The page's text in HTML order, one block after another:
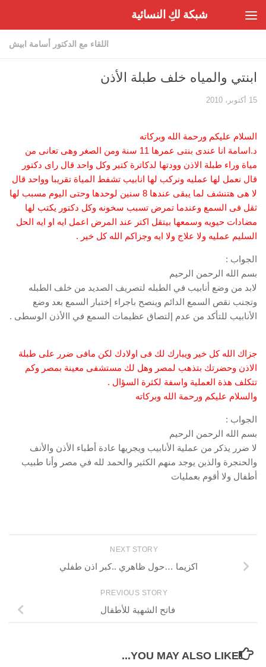
شبكة لكِ النسائية
اللقاء مع الدكتور أسامة ابيش
ابنتي والمياه خلف طبلة الأذن
15 أكتوبر، 2010
السلام عليكم ورحمة الله وبركاته
د.اسامة انا عندى بنتى عمرها 11 سنة ومن الصغر وهى تعانى من
مياة وراء طبلة الاذن وودتها لدكاترة كتير وكل واحد قال راى دكتور
قال نعمل لها عمليه ونركب لها انابيب تشفط المياة تقريبا وواحد قال
لا هى هتنشف لما يبقى عندها 8 سنين لوحدها وحتى اليوم مسبب لها
ثقل فى السمع وعندما تمرض تسبب سخونه وكل دكتور يكتب لها
مضادات حيويه وسمعها بيتقل اكتر عند المرض اعمل ايه او ايه الحل
السليم عمليه ولا علاج ولا ايه وجزاكم الله كل خير .
الجواب :
بسم الله الرحمن الرحيم
لابد من وضع أنابيب في الطبله لتصريف الصديد من خلف الطبله
وتجنب نقص السمع الدائم وينصح باجراء إختبار السمع بعد وضع
الأنابيب للتأكد من عدم إلتصاق عظيمات السمع في االأذن الوسطى .
جزاك الله كل خير ويبارك لك فى اولادك لكن مافى ضرر على طبلة
الاذن وحضرتك بتذهب لمصر وهل لك مستشفى معينة بمصر وكم
تتكلف هذة العملية واسفة لكثرة السؤال .
والسلام عليكم ورحمة الله وبركاته
الجواب :
بسم الله الرحمن الرحيم
لا ضرر يذكر من عملية الأنابيب ويجريها عادة أطباء الأذن والأنف
والحنجرة والذين يوجد منهم الكثير والحمد لله في مصر وأنا طبيب
أطفال ولا أقوم بعمليات
NEXT STORY
اكزيما …حول ظاهري ..كبر اذن طفلي
PREVIOUS STORY
فاتح الشهية للأطفال
YOU MAY ALSO LIKE...